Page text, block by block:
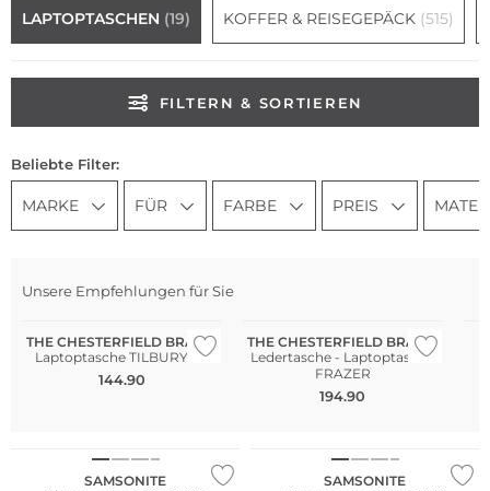
LAPTOPTASCHEN (19) KOFFER & REISEGEPÄCK (515)
FILTERN & SORTIEREN
Beliebte Filter:
MARKE FÜR FARBE PREIS
Unsere Empfehlungen für Sie
THE CHESTERFIELD BRAND
Laptoptasche TILBURY 14"
144.90
THE CHESTERFIELD BRAND
Ledertasche - Laptoptasche
FRAZER
194.90
SAMSONITE
SAMSONITE